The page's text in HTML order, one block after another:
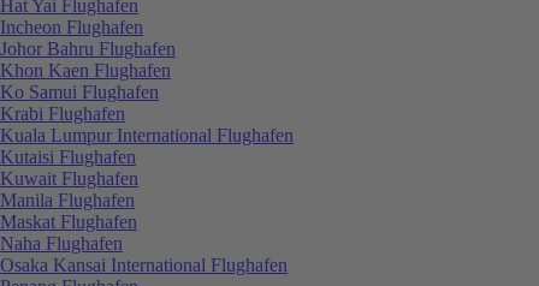
Hat Yai Flughafen
Incheon Flughafen
Johor Bahru Flughafen
Khon Kaen Flughafen
Ko Samui Flughafen
Krabi Flughafen
Kuala Lumpur International Flughafen
Kutaisi Flughafen
Kuwait Flughafen
Manila Flughafen
Maskat Flughafen
Naha Flughafen
Osaka Kansai International Flughafen